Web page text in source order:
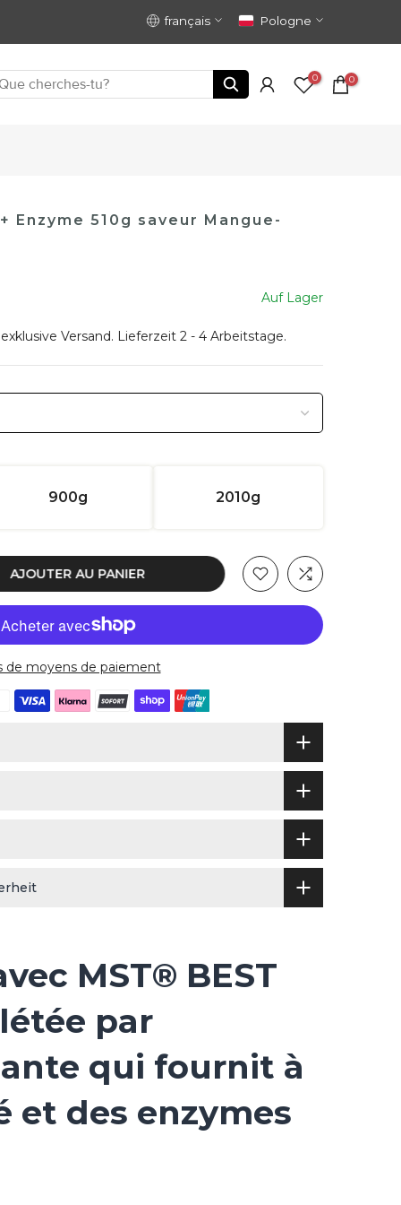
français Pologne
0 0
Enzyme 510g saveur Mangue-
Auf Lager
Versand. Lieferzeit 2 - 4 Arbeitstage.
900g 2010g
AJOUTER AU PANIER
de moyens de paiement
MST® BEST
par
qui fournit à
et des enzymes